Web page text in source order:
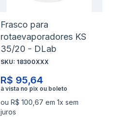
Frasco para
rotaevaporadores KS
35/20 - DLab
SKU: 18300XXX
R$ 95,64
ou R$ 100,67 em 1x sem
juros